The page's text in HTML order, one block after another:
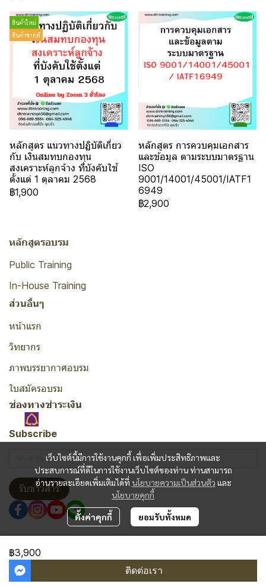
สินค้าใหม่
สินค้าขายดี
หลักสูตร แนวทางปฏิบัติเกี่ยว
กับ เงินสมทบกองทุน
สงเคราะห์ลูกจ้าง ที่บังคับใช้
ตั้งแต่ 1 ตุลาคม 2568
฿1,900
หลักสูตร การควบคุมเอกสาร
และข้อมูล ตามระบบมาตรฐาน
ISO
9001/14001/45001/IATF1
6949
฿2,900
฿3,900
ติดต่อเรา
เว็บไซต์นี้มีการใช้งานคุกกี้ เพื่อเพิ่มประสิทธิภาพและ
ประสบการณ์ที่ดีในการใช้งานเว็บไซต์ของท่าน ท่านสามารถ
อ่านรายละเอียดเพิ่มเติมได้ที่ นโยบายความเป็นส่วนตัว และ
นโยบายคุกกี้
ตั้งค่าคุกกี้ ยอมรับทั้งหมด
หลักสูตรอบรม
Public Training
In-House Training
ส่วนอื่นๆ
หน้าแรก
วิทยากร
ภาพบรรยากาศอบรม
ใบสมัครอบรม
ช่องทางชำระเงิน
Subscribe
รับข่าวสาร
ผู้เข้าชมวันนี้687
Powered By MakeWebEasy